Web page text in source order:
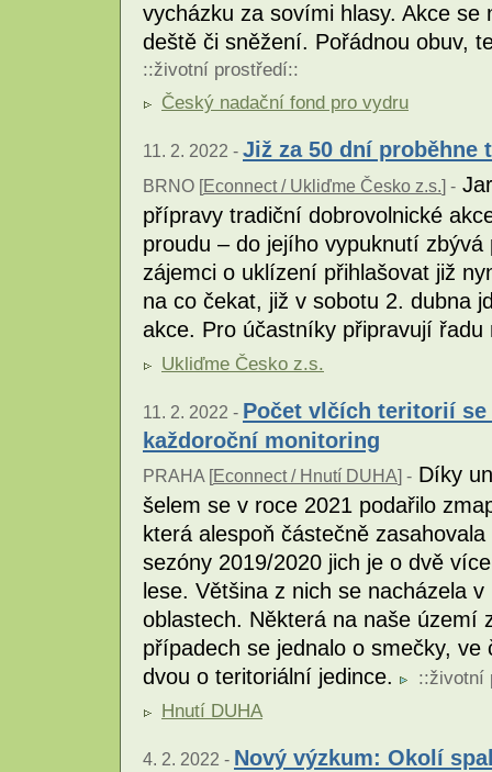
vycházku za sovími hlasy. Akce
deště či sněžení. Pořádnou obuv,
::životní prostředí::
Český nadační fond pro vydru
11. 2. 2022 - Již za 50 dní
BRNO [ Econnect / Ukliďme Česko z.s. ] -
přípravy tradiční dobrovolnické
proudu – do jejího vypuknutí
zájemci o uklízení přihlašovat již
na co čekat, již v sobotu 2. dubna
akce. Pro účastníky připravují
Ukliďme Česko z.s.
11. 2. 2022 - Počet vlčích teritorií
každoroční monitoring
PRAHA [Econnect / Hnutí DUHA] - Díky
šelem se v roce 2021 podařilo
která alespoň částečně
sezóny 2019/2020 jich je o dvě
lese. Většina z nich se nacházela
oblastech. Některá na naše území
případech se jednalo o smečky,
dvou o teritoriální jedince.
::životní
Hnutí DUHA
4. 2. 2022 - Nový výzkum: Okolí